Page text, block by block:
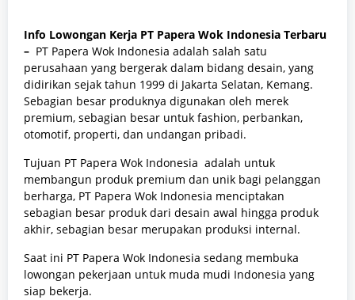
Info Lowongan Kerja PT Papera Wok Indonesia Terbaru
– PT Papera Wok Indonesia adalah salah satu
perusahaan yang bergerak dalam bidang desain, yang
didirikan sejak tahun 1999 di Jakarta Selatan, Kemang.
Sebagian besar produknya digunakan oleh merek
premium, sebagian besar untuk fashion, perbankan,
otomotif, properti, dan undangan pribadi.
Tujuan PT Papera Wok Indonesia adalah untuk
membangun produk premium dan unik bagi pelanggan
berharga, PT Papera Wok Indonesia menciptakan
sebagian besar produk dari desain awal hingga produk
akhir, sebagian besar merupakan produksi internal.
Saat ini PT Papera Wok Indonesia sedang membuka
lowongan pekerjaan untuk muda mudi Indonesia yang
siap bekerja.